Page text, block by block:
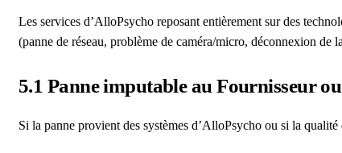
Les services d’AlloPsycho reposant entièrement sur des
(panne de réseau, problème de caméra/micro, déconnexion de
5.1 Panne imputable au Fournisseur
Si la panne provient des systèmes d’AlloPsycho ou si la